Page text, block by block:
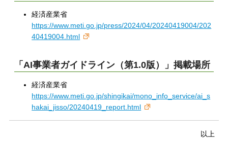
経済産業省
https://www.meti.go.jp/press/2024/04/20240419004/202
40419004.html
「AI事業者ガイドライン（第1.0版）」掲載場所
経済産業省
https://www.meti.go.jp/shingikai/mono_info_service/ai_s
hakai_jisso/20240419_report.html
以上